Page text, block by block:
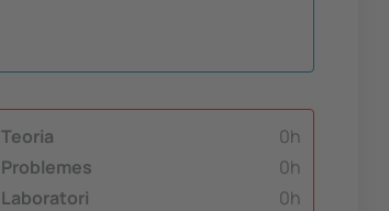
Teoria
0h
Problemes
0h
Laboratori
0h